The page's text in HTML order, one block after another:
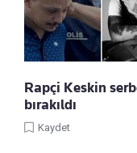
Rapçi Keskin
bırakıldı
Kaydet